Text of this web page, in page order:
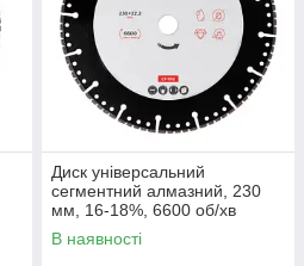
Диск універсальний
сегментний алмазний, 230
мм, 16-18%, 6600 об/хв
INTERTOOL CT-1012
В наявності